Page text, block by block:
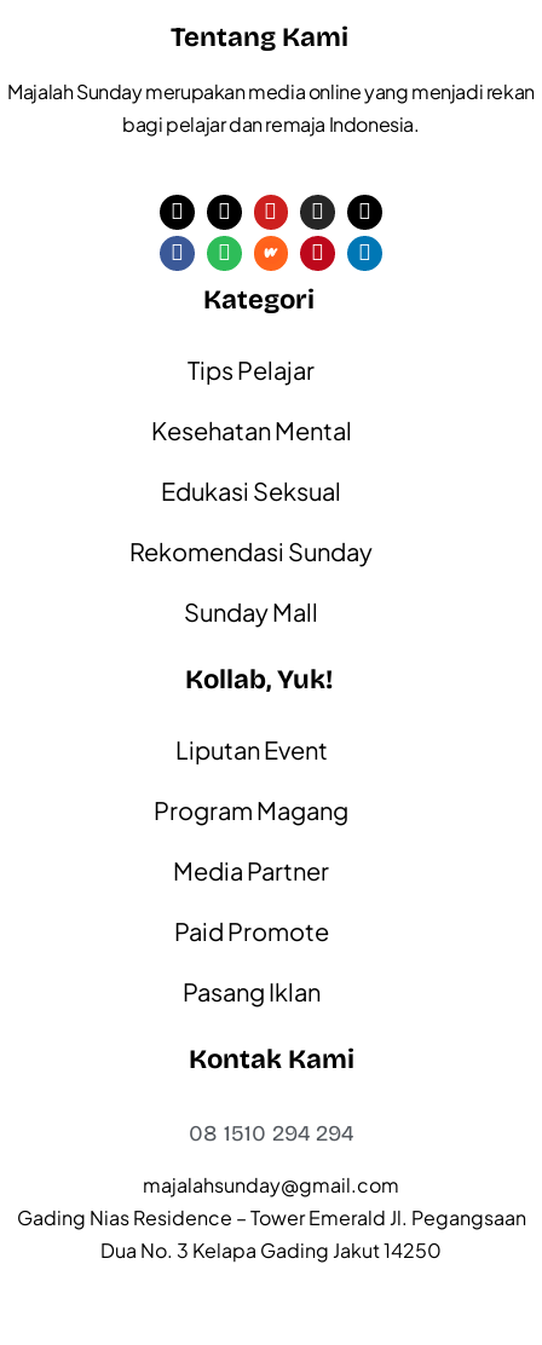
Tentang Kami
Majalah Sunday merupakan media online yang menjadi rekan
bagi pelajar dan remaja Indonesia.
Kategori
Tips Pelajar
Kesehatan Mental
Edukasi Seksual
Rekomendasi Sunday
Sunday Mall
Kollab, Yuk!
Liputan Event
Program Magang
Media Partner
Paid Promote
Pasang Iklan
Kontak Kami
08 1510 294 294
majalahsunday@gmail.com
Gading Nias Residence – Tower Emerald Jl. Pegangsaan
Dua No. 3 Kelapa Gading Jakut 14250